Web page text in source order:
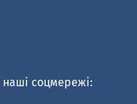
наші соцмережі: